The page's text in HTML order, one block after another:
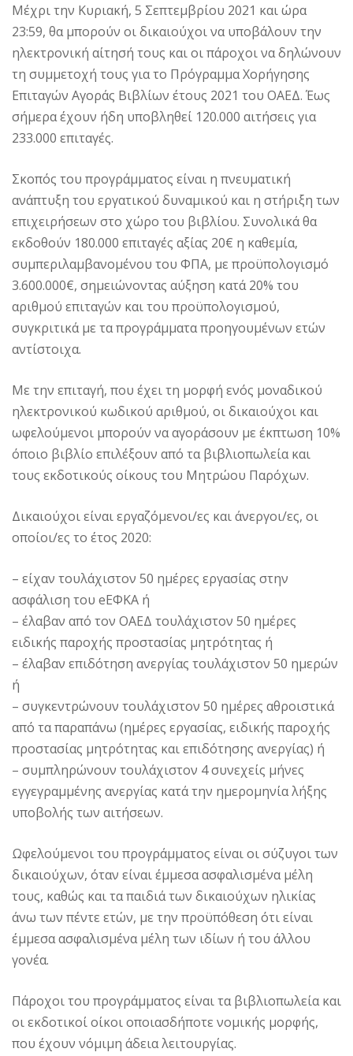
Μέχρι την Κυριακή, 5 Σεπτεμβρίου 2021 και ώρα
23:59, θα μπορούν οι δικαιούχοι να υποβάλουν την
ηλεκτρονική αίτησή τους και οι πάροχοι να δηλώνουν
τη συμμετοχή τους για το Πρόγραμμα Χορήγησης
Επιταγών Αγοράς Βιβλίων έτους 2021 του ΟΑΕΔ. Έως
σήμερα έχουν ήδη υποβληθεί 120.000 αιτήσεις για
233.000 επιταγές.
Σκοπός του προγράμματος είναι η πνευματική
ανάπτυξη του εργατικού δυναμικού και η στήριξη των
επιχειρήσεων στο χώρο του βιβλίου. Συνολικά θα
εκδοθούν 180.000 επιταγές αξίας 20€ η καθεμία,
συμπεριλαμβανομένου του ΦΠΑ, με προϋπολογισμό
3.600.000€, σημειώνοντας αύξηση κατά 20% του
αριθμού επιταγών και του προϋπολογισμού,
συγκριτικά με τα προγράμματα προηγουμένων ετών
αντίστοιχα.
Με την επιταγή, που έχει τη μορφή ενός μοναδικού
ηλεκτρονικού κωδικού αριθμού, οι δικαιούχοι και
ωφελούμενοι μπορούν να αγοράσουν με έκπτωση 10%
όποιο βιβλίο επιλέξουν από τα βιβλιοπωλεία και
τους εκδοτικούς οίκους του Μητρώου Παρόχων.
Δικαιούχοι είναι εργαζόμενοι/ες και άνεργοι/ες, οι
οποίοι/ες το έτος 2020:
– είχαν τουλάχιστον 50 ημέρες εργασίας στην
ασφάλιση του eΕΦΚΑ ή
– έλαβαν από τον ΟΑΕΔ τουλάχιστον 50 ημέρες
ειδικής παροχής προστασίας μητρότητας ή
– έλαβαν επιδότηση ανεργίας τουλάχιστον 50 ημερών
ή
– συγκεντρώνουν τουλάχιστον 50 ημέρες αθροιστικά
από τα παραπάνω (ημέρες εργασίας, ειδικής παροχής
προστασίας μητρότητας και επιδότησης ανεργίας) ή
– συμπληρώνουν τουλάχιστον 4 συνεχείς μήνες
εγγεγραμμένης ανεργίας κατά την ημερομηνία λήξης
υποβολής των αιτήσεων.
Ωφελούμενοι του προγράμματος είναι οι σύζυγοι των
δικαιούχων, όταν είναι έμμεσα ασφαλισμένα μέλη
τους, καθώς και τα παιδιά των δικαιούχων ηλικίας
άνω των πέντε ετών, με την προϋπόθεση ότι είναι
έμμεσα ασφαλισμένα μέλη των ιδίων ή του άλλου
γονέα.
Πάροχοι του προγράμματος είναι τα βιβλιοπωλεία και
οι εκδοτικοί οίκοι οποιασδήποτε νομικής μορφής,
που έχουν νόμιμη άδεια λειτουργίας.